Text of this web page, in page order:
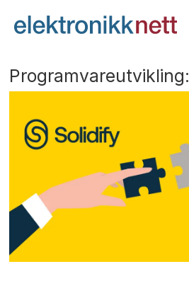
Programvareutvikling: